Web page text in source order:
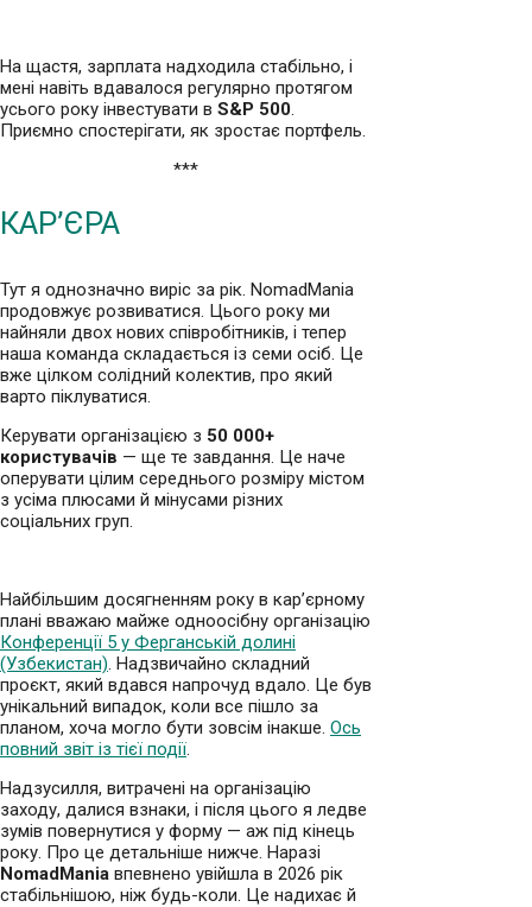
На щастя, зарплата надходила стабільно, і
мені навіть вдавалося регулярно протягом
усього року інвестувати в S&P 500.
Приємно спостерігати, як зростає портфель.
***
КАР’ЄРА
Тут я однозначно виріс за рік. NomadMania
продовжує розвиватися. Цього року ми
найняли двох нових співробітників, і тепер
наша команда складається із семи осіб. Це
вже цілком солідний колектив, про який
варто піклуватися.
Керувати організацією з 50 000+
користувачів — ще те завдання. Це наче
оперувати цілим середнього розміру містом
з усіма плюсами й мінусами різних
соціальних груп.
Найбільшим досягненням року в кар’єрному
плані вважаю майже одноосібну організацію
Конференції 5 у Ферганській долині
(Узбекистан). Надзвичайно складний
проєкт, який вдався напрочуд вдало. Це був
унікальний випадок, коли все пішло за
планом, хоча могло бути зовсім інакше. Ось
повний звіт із тієї події.
Надзусилля, витрачені на організацію
заходу, далися взнаки, і після цього я ледве
зумів повернутися у форму — аж під кінець
року. Про це детальніше нижче. Наразі
NomadMania впевнено увійшла в 2026 рік
стабільнішою, ніж будь-коли. Це надихає й